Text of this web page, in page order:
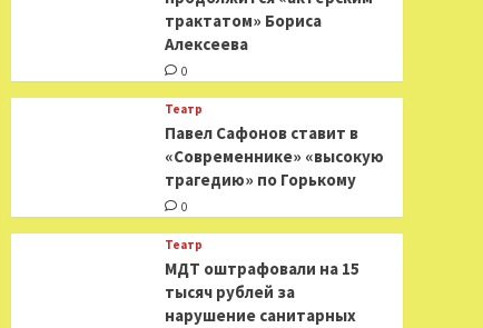
трактатом» Бориса
Алексеева
0
Театр
Павел Сафонов ставит в
«Современнике» «высокую
трагедию» по Горькому
0
Театр
МДТ оштрафовали на 15
тысяч рублей за
нарушение санитарных